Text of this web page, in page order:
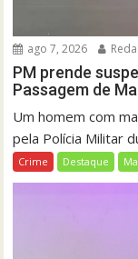
ago 7, 2026
PM prende
Passagem de
Um homem com
pela Polícia Militar
Crime Destaque